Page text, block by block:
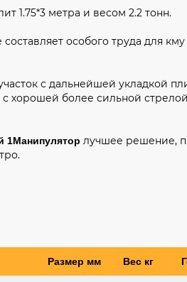
1.75*3 метра и весом 2.2 тонн.
особого труда для
с дальнейшей укладкой
хорошей более сильной
1Манипулятор лучшее решение,
Размер мм Вес кг